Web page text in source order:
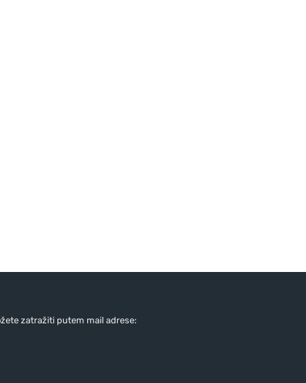
zatražiti putem mail adrese: